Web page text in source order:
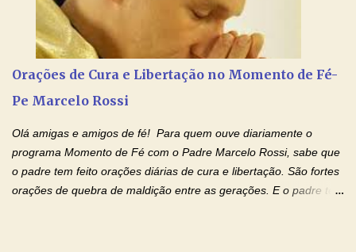
Amados, durante toda esta semana vamos orar pelos nossos
pais. Vamos dedicar um dia para os pais mais idosos, pais que
estão doentes, pais que estão longe dos filhos, pais que já são
falecidos, pais que tem problemas com vícios, enfim, vamos orar
Orações de Cura e Libertação no Momento de Fé-
Pe Marcelo Rossi
Olá amigas e amigos de fé! Para quem ouve diariamente o
programa Momento de Fé com o Padre Marcelo Rossi, sabe que
o padre tem feito orações diárias de cura e libertação. São fortes
orações de quebra de maldição entre as gerações. E o padre tem